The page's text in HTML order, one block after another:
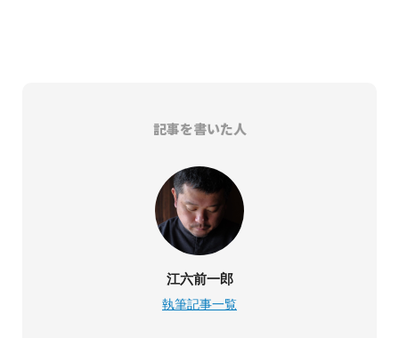
記事を書いた人
江六前一郎
執筆記事一覧